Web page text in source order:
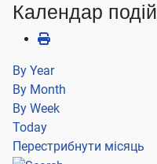
Календар подій
By Year
By Month
By Week
Today
Перестрибнути місяць